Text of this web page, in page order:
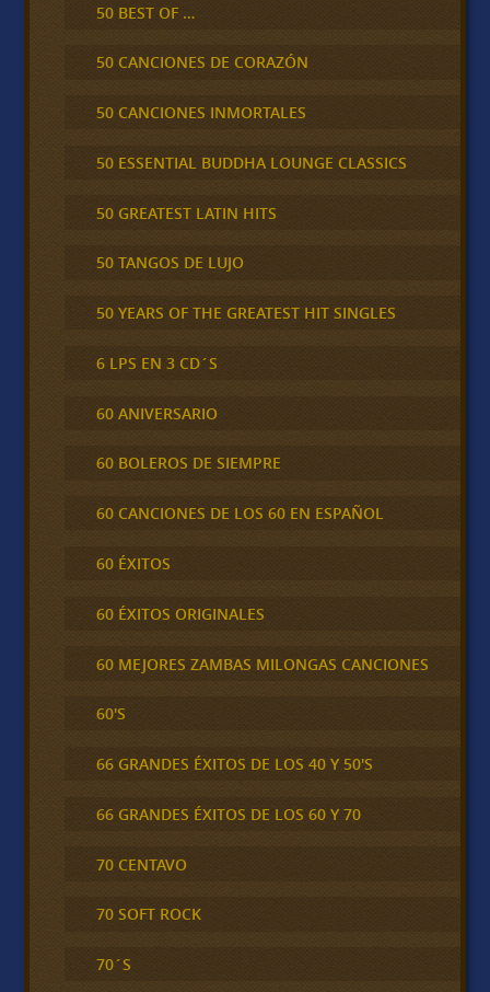
50 BEST OF …
50 CANCIONES DE CORAZÓN
50 CANCIONES INMORTALES
50 ESSENTIAL BUDDHA LOUNGE CLASSICS
50 GREATEST LATIN HITS
50 TANGOS DE LUJO
50 YEARS OF THE GREATEST HIT SINGLES
6 LPS EN 3 CD´S
60 ANIVERSARIO
60 BOLEROS DE SIEMPRE
60 CANCIONES DE LOS 60 EN ESPAÑOL
60 ÉXITOS
60 ÉXITOS ORIGINALES
60 MEJORES ZAMBAS MILONGAS CANCIONES
60'S
66 GRANDES ÉXITOS DE LOS 40 Y 50'S
66 GRANDES ÉXITOS DE LOS 60 Y 70
70 CENTAVO
70 SOFT ROCK
70´S